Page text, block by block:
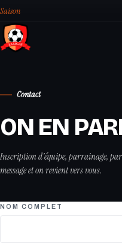
Saison
Contact
ON EN
Inscription d'équipe, parrainage,
message et on revient vers vous.
NOM COMPLET